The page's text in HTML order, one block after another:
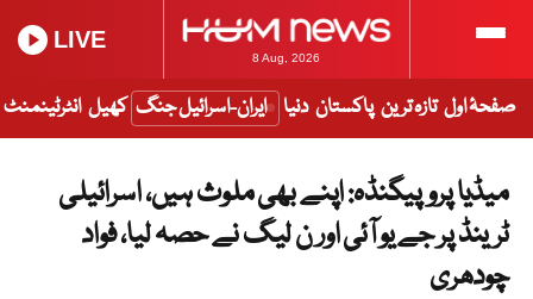
8 Aug, 2026
LIVE
صفحۂ اول تازہ ترین پاکستان دنیا ایران-اسرائیل جنگ کھیل انٹرٹینمنٹ
میڈیا پروپیگنڈہ: اپنے بھی ملوث ہیں، اسرائیلی
ٹرینڈ پر جے یو آئی اور ن لیگ نے حصہ لیا، فواد
چودھری